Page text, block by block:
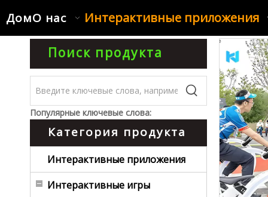
ДомО нас Интерактивные приложения
Поиск продукта
Популярные ключевые слова:
Категория продукта
Интерактивные приложения
Интерактивные игры